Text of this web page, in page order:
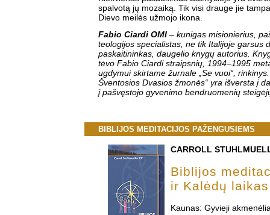
spalvotą jų mozaiką. Tik visi drauge jie
Dievo meilės užmojo ikona.
Fabio Ciardi OMI – kunigas misionierius,
teologijos specialistas, ne tik Italijoje garsus
paskaitininkas, daugelio knygų autorius.
tėvo Fabio Ciardi straipsnių, 1994–1995
ugdymui skirtame žurnale „Se vuoi“,
Šventosios Dvasios žmonės“ yra išversta į
į pašvęstojo gyvenimo bendruomenių
BIBLIJOS MEDITACIJOS PAŽENGUSIEMS
CARROLL
Biblijos
ir Kalėdų laikas
Kaunas: Gyvieji